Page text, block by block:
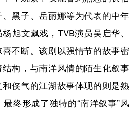
黑子、岳丽娜等为代表的中年
旭文飙戏，TVB演员吴启华、
不断。该剧以强情节的故事密
构，与南洋风情的陌生化叙事
侠气的江湖故事体现的则是熟
终形成了独特的“南洋叙事”风